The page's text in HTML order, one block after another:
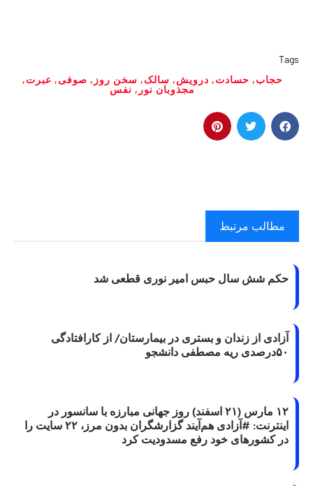
Tags
حجاب, حسادت, درویش, سالک, سخن روز , صوفی, عبرت,
مجذوبان نور , نفس
مطالب مرتبط
حکم شش سال حبس امیر نوری قطعی شد
آزادی از زندان و بستری در بیمارستان/ از کارافتادگی
۵۰درصدی ریه مصطفی دانشجو
۱۲ مارس (۲۱ اسفند) روز جهانی مبارزه با سانسور در
اینترنت: #آزادی هم‌آیند گزارشگران‌ بدون مرز، ۲۲ سایت را
در کشورهای خود رفع مسدودیت کرد